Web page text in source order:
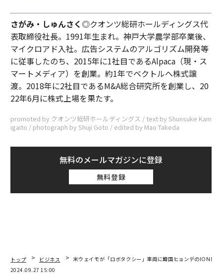
さがみ・しゅんさく ◎クオンツ総研ホールディングス代
表取締役社長。1991年生まれ。神戸大学農学部卒業後、
マイクロアド入社。広告システムのアルゴリズム開発等
に従事したのち、2015年に1社目であるAlpaca（現・ス
マートメディア）を創業。約1年でベクトルへ株式譲
渡。2018年に2社目であるM&A総合研究所を創業し、20
22年6月に株式上場を果たす。
promoted by クオンツ総研ホールディングス / text by Shunsuke Kam
igaito / photograph by Shuji Goto / edited by Mao Takeda
無料のメールマガジンに登録
無料登録
トップ ビジネス
米ウェイモが「ロボタクシー」車両に韓国ヒョンデのIONIQ5
2024.09.27 15:00